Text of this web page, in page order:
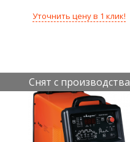
Уточнить цену в 1 клик!
Снят с производства